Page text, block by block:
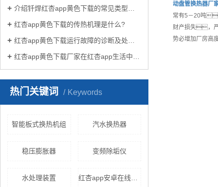
介绍钎焊红杏app黄色下载的常见类型有哪些
红杏app黄色下载的传热机理是什么?
红杏app黄色下载运行故障的诊断及处理方法
红杏app黄色下载厂家在红杏app生活中有哪些作用？
热门关键词 Keywords
智能板式换热机组 汽水换热器
稳压膨胀器 变频除垢仪
水处理装置
动盘管换热器厂
常有5－20吨
财产损失
势必增加厂房